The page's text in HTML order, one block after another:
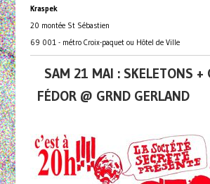
Kraspek
20 montée St Sébastien
69 001 - métro Croix-paquet ou Hôtel de Ville
SAM 21 MAI : SKELETONS +
FÉDOR @ GRND GERLAND